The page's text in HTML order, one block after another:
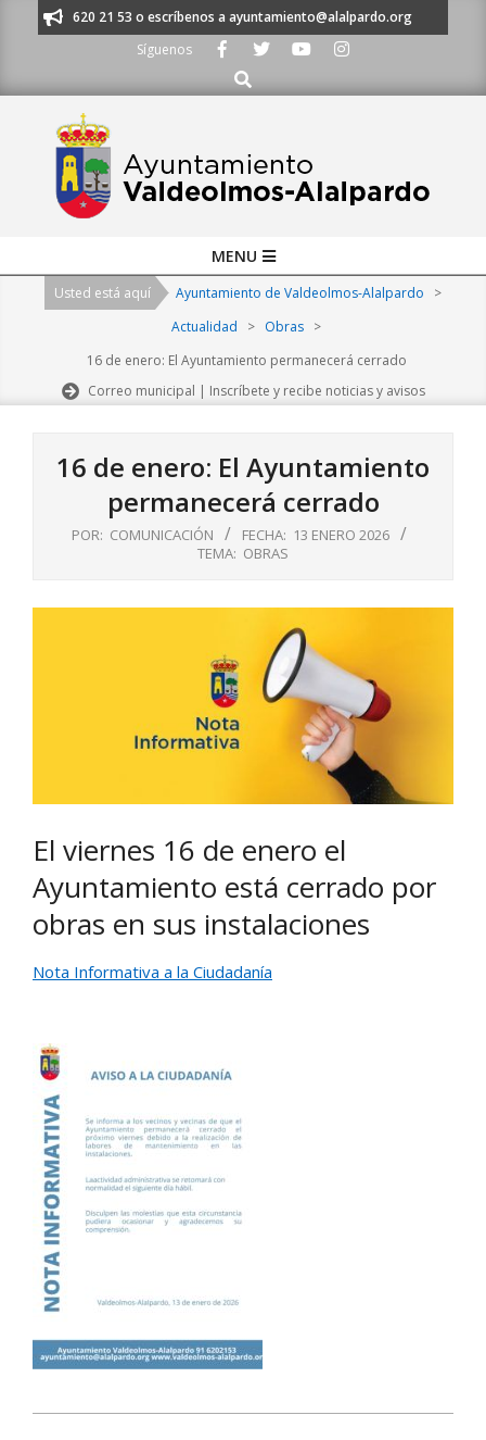
al 91 620 21 53 o escríbenos a ayuntamiento@alalpardo.org
Síguenos
Buscar
Navigation
MENU
Usted está aquí Ayuntamiento de Valdeolmos-Alalpardo
>
Actualidad
> Obras >
16 de enero: El Ayuntamiento permanecerá cerrado
Correo municipal | Inscríbete y recibe noticias y avisos
16 de enero: El Ayuntamiento
permanecerá cerrado
POR: COMUNICACIÓN FECHA: 13 ENERO 2026
TEMA: OBRAS
El viernes 16 de enero el
Ayuntamiento está cerrado por
obras en sus instalaciones
Nota Informativa a la Ciudadanía